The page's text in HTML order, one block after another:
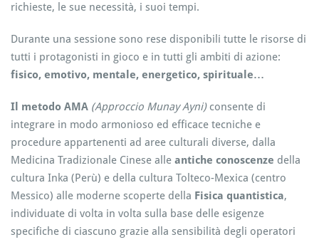
richieste, le sue necessità, i suoi tempi.
Durante una sessione sono rese disponibili tutte le risorse di
tutti i protagonisti in gioco e in tutti gli ambiti di azione:
fisico, emotivo, mentale, energetico, spirituale…
Il metodo AMA (Approccio Munay Ayni)consente di
integrare in modo armonioso ed efficace tecniche e
procedure appartenenti ad aree culturali diverse, dalla
Medicina Tradizionale Cinese alle antiche conoscenze della
cultura Inka (Perù) e della cultura Tolteco-Mexica (centro
Messico) alle moderne scoperte della Fisica quantistica,
individuate di volta in volta sulla base delle esigenze
specifiche di ciascuno grazie alla sensibilità degli operatori